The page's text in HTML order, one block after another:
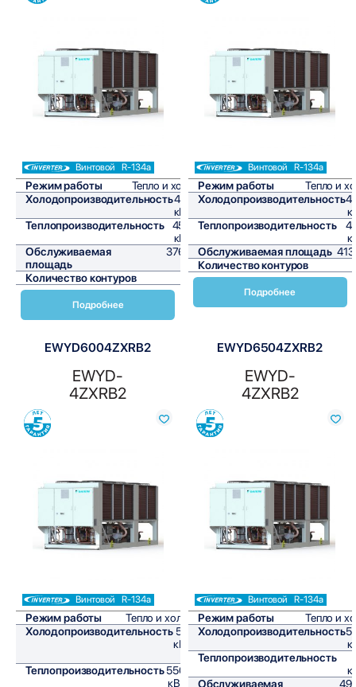
Сравнить
Винтовой R-134a
Режим работы
Тепло и холод
Холодопроизводительность451,9
кВт/ч
Теплопроизводительность
452,2
кВт/ч
Обслуживаемая
площадь
3765,8
м²
Количество контуров
2
Подробнее
Сравнить
Винтовой R-134a
Режим работы
Тепло и
Холодопроизводительность
Теплопроизводительность
Обслуживаемая площадь
Количество контуров
Подробнее
EWYD6004ZXRB2
EWYD-
4ZXRB2
Сравнить
Винтовой R-134a
Режим работы
Тепло и холод
Холодопроизводительность 548
кВт/
Теплопроизводительность 550,7
кВт/ч
EWYD6504ZXRB2
EWYD-
4ZXRB2
Сравнить
Винтовой R-134a
Режим работы
Тепло и
Холодопроизводительность
Теплопроизводительность
Обслуживаемая